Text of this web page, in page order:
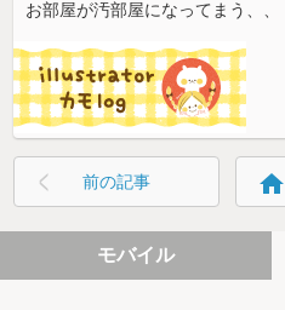
お部屋が汚部屋になってまう、、
前の記事 home
モバイル